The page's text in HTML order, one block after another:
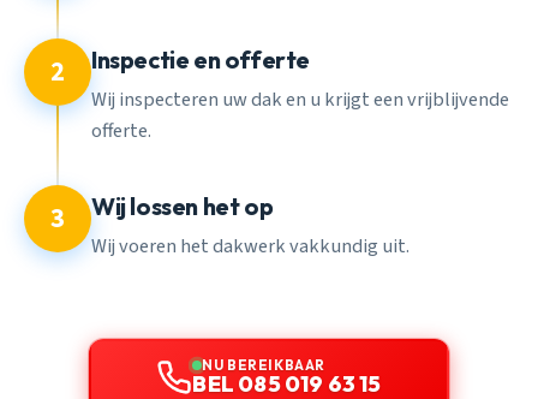
2 Inspectie en offerte
Wij inspecteren uw dak en u krijgt een vrijblijvende
offerte.
3 Wij lossen het op
Wij voeren het dakwerk vakkundig uit.
NU BEREIKBAAR
BEL 085 019 63 15